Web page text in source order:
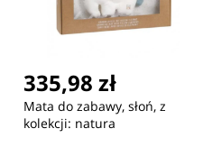
335,98 zł
Mata do zabawy, słoń, z
kolekcji: natura